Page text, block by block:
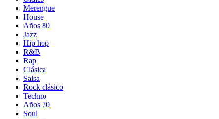
Merengue
House
Años 80
Jazz
Hip hop
R&B
Rap
Clásica
Salsa
Rock clásico
Techno
Años 70
Soul